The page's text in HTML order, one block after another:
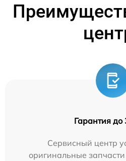
Гарантия до
Сервисный центр
оригинальные